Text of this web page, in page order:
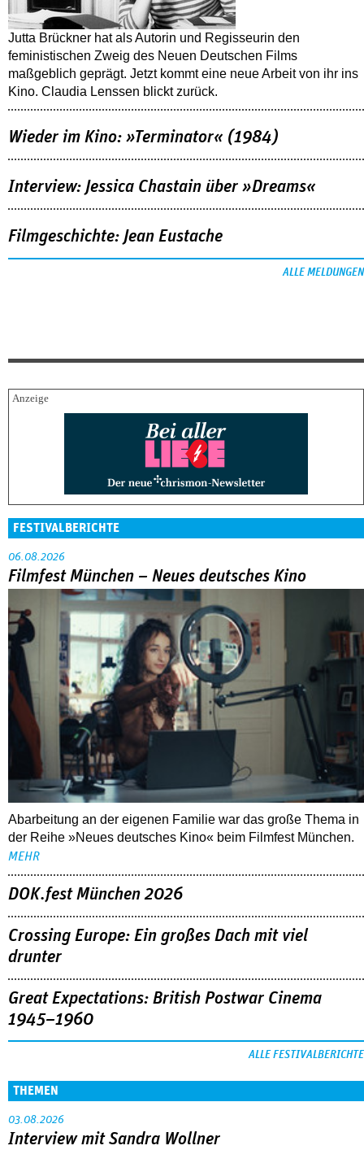
Jutta Brückner hat als Autorin und Regisseurin den
feministischen Zweig des Neuen Deutschen Films
maßgeblich geprägt. Jetzt kommt eine neue Arbeit von ihr ins
Kino. Claudia Lenssen blickt zurück.
Wieder im Kino: »Terminator« (1984)
Interview: Jessica Chastain über »Dreams«
Filmgeschichte: Jean Eustache
ALLE MELDUNGEN
FESTIVALBERICHTE
06.08.2026
Filmfest München – Neues deutsches Kino
Abarbeitung an der eigenen Familie war das große Thema in
der Reihe »Neues deutsches Kino« beim Filmfest München.
MEHR
DOK.fest München 2026
Crossing Europe: Ein großes Dach mit viel
drunter
Great Expectations: British Postwar Cinema
1945–1960
ALLE FESTIVALBERICHTE
THEMEN
03.08.2026
Interview mit Sandra Wollner